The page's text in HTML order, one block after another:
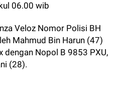
06.00 wib
Veloz Nomor Polisi BH
Mahmud Bin Harun (47)
dengan Nopol B 9853 PXU,
(28).